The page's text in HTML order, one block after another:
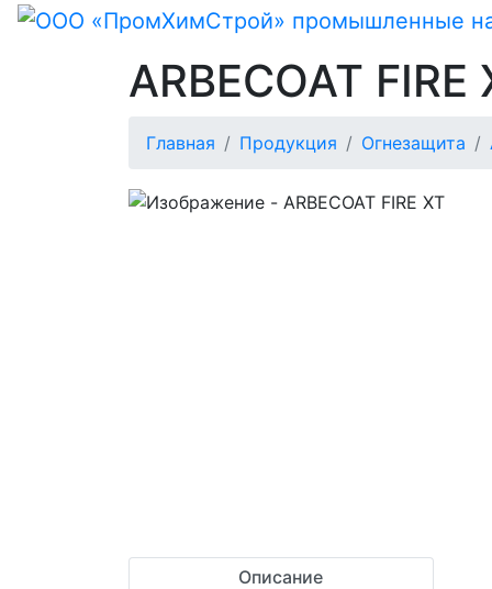
ARBECOAT FIRE
Главная Продукция Огнезащита
Описание